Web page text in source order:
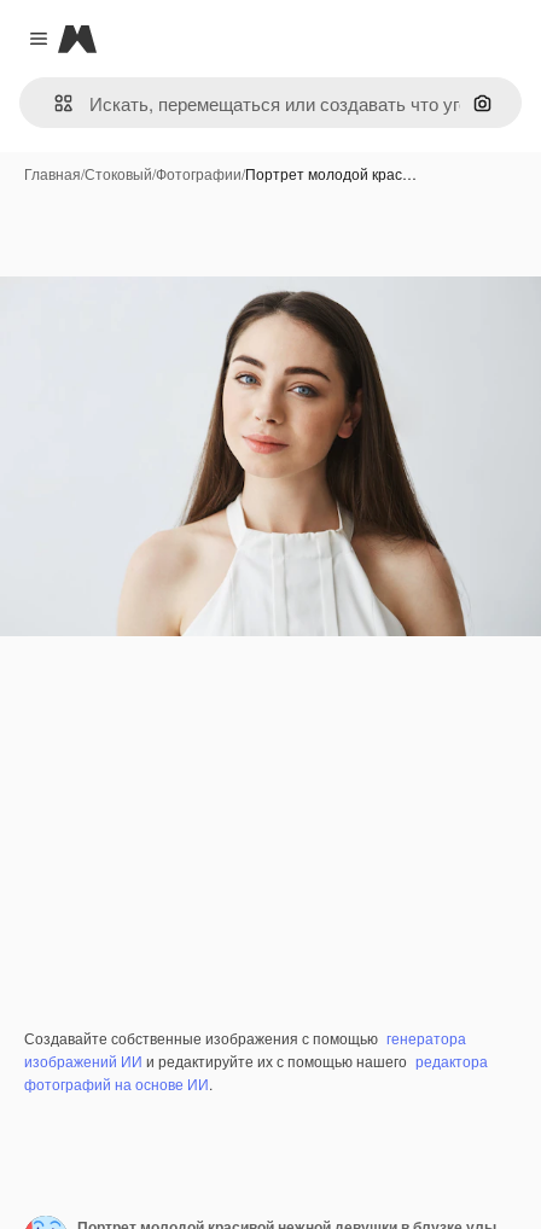
Close menu
Magnific
Поиск
Главная/Стоковый/Фотографии/Портрет молодой крас…
Создавайте собственные изображения с помощью генератора
изображений ИИ и редактируйте их с помощью нашего редактора
фотографий на основе ИИ.